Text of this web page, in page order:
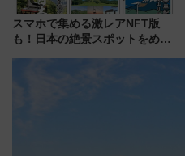
スマホで集める激レアNFT版
も！日本の絶景スポットをめぐ